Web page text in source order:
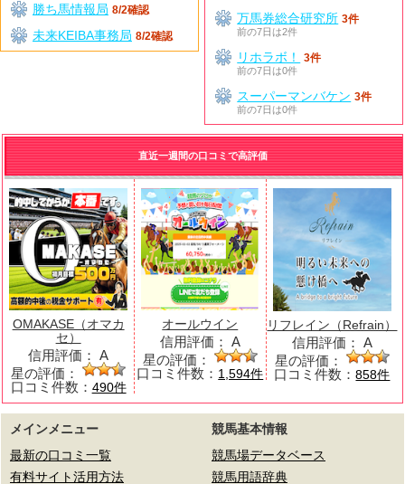
万馬券総合研究所 3件
前の7日は2件
リホラボ！
3件
前の7日は0件
スーパーマンバケン 3件
前の7日は0件
勝ち馬情報局 8/2確認
未来KEIBA事務局 8/2確認
直近一週間の口コミで高評価
OMAKASE（オマカ
セ）
信用評価： A
星の評価：
口コミ件数： 490件
オールウイン
信用評価： A
星の評価：
口コミ件数： 1,594件
リフレイン（Refrain）
信用評価： A
星の評価：
口コミ件数：858件
メインメニュー
最新の口コミ一覧
有料サイト活用方法
競馬基本情報
競馬場データベース
競馬用語辞典